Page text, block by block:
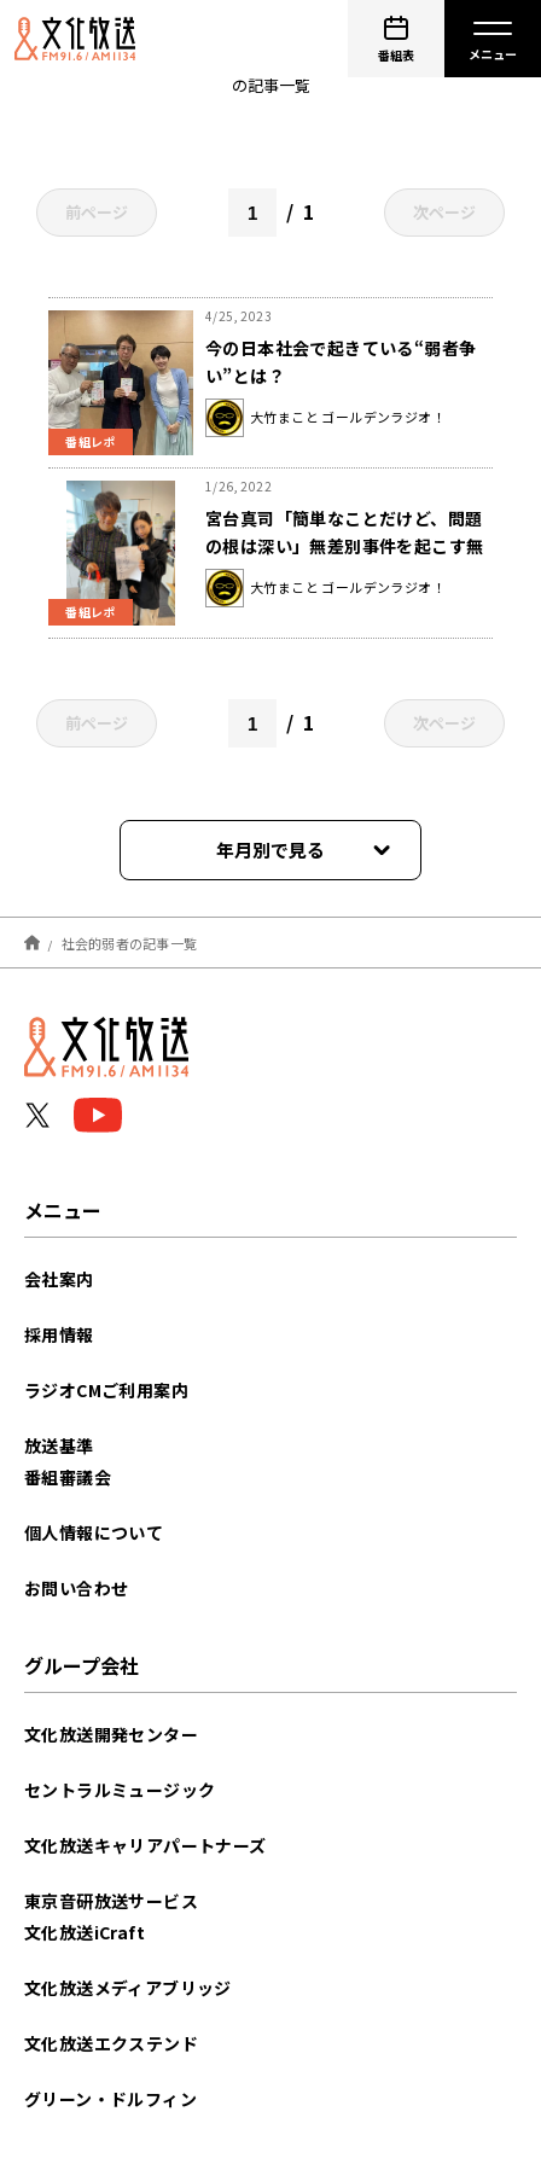
番組表
の記事一覧
前ページ 1 次ページ
番組レポ
4/25, 2023
今の日本社会で起きている“弱者争
い”とは？
大竹まこと ゴールデンラジオ！
番組レポ
1/26, 2022
宮台真司「簡単なことだけど、問題
の根は深い」無差別事件を起こす無
敵の人が生まれる理由とは〜1月26
日「大竹まこと ゴールデンラジオ」
大竹まこと ゴールデンラジオ！
前ページ 1 次ページ
年月別で見る
2023年04月
2022年01月
社会的弱者の記事一覧
メニュー
会社案内
採用情報
ラジオCMご利用案内
放送基準
番組審議会
個人情報について
お問い合わせ
グループ会社
文化放送開発センター
セントラルミュージック
文化放送キャリアパートナーズ
東京音研放送サービス
文化放送iCraft
文化放送メディアブリッジ
文化放送エクステンド
グリーン・ドルフィン